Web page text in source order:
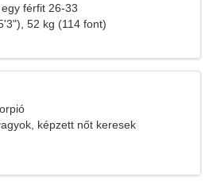
férfit 26-33
52 kg (114 font)
képzett nőt keresek